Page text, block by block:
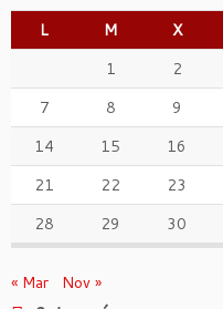
L M X
1
2
7
8 9
14
15 16
21
22 23
28
29 30
« Mar Nov »